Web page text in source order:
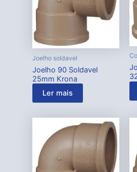
Joelho soldavel
Joelho 90 Soldavel
25mm Krona
Ler mais